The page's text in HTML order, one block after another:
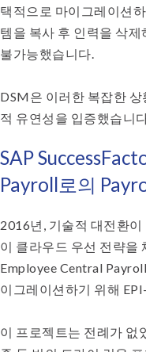
택적으로 마이그레이션
템을 복사 후 인력을 삭
불가능했습니다.
DSM은 이러한 복잡한
적 유연성을 입증했습니
SAP
Payroll로의
2016년, 기술적 대전환
이 클라우드 우선 전략을
Employee Central
이그레이션하기 위해
이 프로젝트는 전례가 없